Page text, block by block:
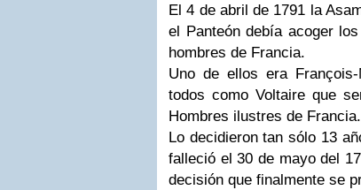
El 4 de abril de 1791 la
el Panteón debía acoger
hombres de Francia.
Uno de ellos era
todos como Voltaire que
Hombres ilustres de Francia.
Lo decidieron tan sólo 13
falleció el 30 de mayo del
decisión que finalmente se